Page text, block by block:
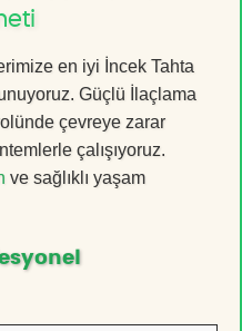
en iyi İncek Tahta
Güçlü İlaçlama
çevreye zarar
çalışıyoruz.
ve sağlıklı yaşam